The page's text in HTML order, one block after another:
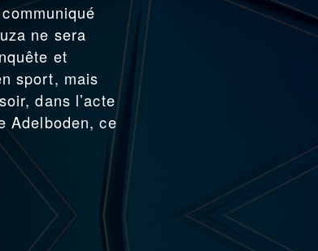
ne sera
et
sport, mais
dans l’acte
Adelboden, ce